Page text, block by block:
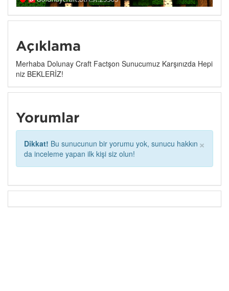
Açıklama
Merhaba Dolunay Craft Factşon Sunucumuz Karşınızda Hepi
niz BEKLERİZ!
Yorumlar
×
Dikkat! Bu sunucunun bir yorumu yok, sunucu hakkın
da inceleme yapan ilk kişi siz olun!